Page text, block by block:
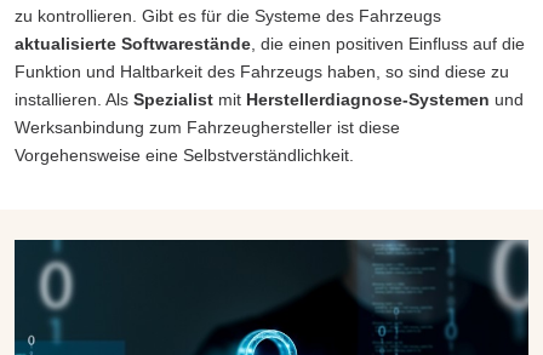
zu kontrollieren. Gibt es für die Systeme des Fahrzeugs
aktualisierte Softwarestände, die einen positiven Einfluss auf die
Funktion und Haltbarkeit des Fahrzeugs haben, so sind diese zu
installieren. Als Spezialist mit Herstellerdiagnose-Systemen und
Werksanbindung zum Fahrzeughersteller ist diese
Vorgehensweise eine Selbstverständlichkeit.